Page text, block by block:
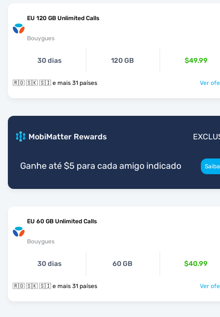
EU 120 GB Unlimited Calls
Bouygues
30 dias 120 GB $49.99
🇷🇴 🇸🇰 🇸🇮 e mais 31 países Ver
MobiMatter Rewards
Ganhe até $5 para cada amigo indicado
EU 60 GB Unlimited Calls
Bouygues
30 dias 60 GB $40.99
🇷🇴 🇸🇰 🇸🇮 e mais 31 países Ver